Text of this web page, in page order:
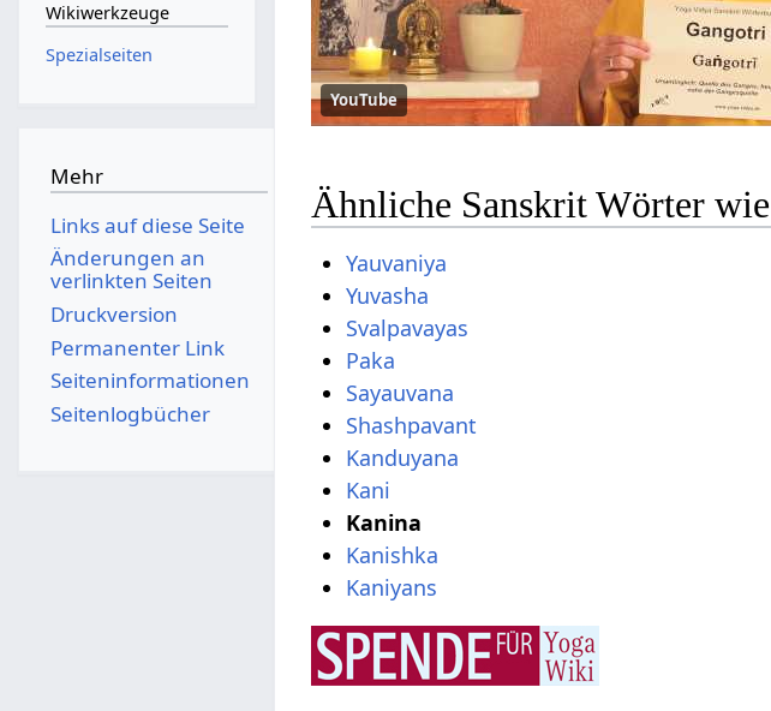
YouTube
Ähnliche Sanskrit Wörter
Yauvaniya
Yuvasha
Svalpavayas
Paka
Sayauvana
Shashpavant
Kanduyana
Kani
Kanina
Kanishka
Kaniyans
Wikiwerkzeuge
Spezialseiten
Mehr
Links auf diese Seite
Änderungen an
verlinkten Seiten
Druckversion
Permanenter Link
Seiten­­informationen
Seitenlogbücher